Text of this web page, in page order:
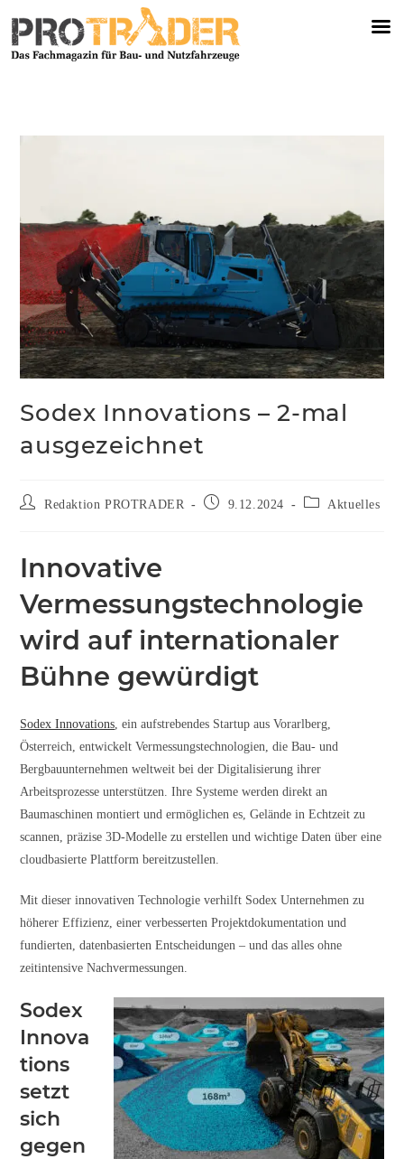
Sodex Innovations – 2-mal
ausgezeichnet
Redaktion PROTRADER 9.12.2024 Aktuelles
Innovative
Vermessungstechnologie
wird auf internationaler
Bühne gewürdigt
Sodex Innovations , ein aufstrebendes Startup aus Vorarlberg,
Österreich, entwickelt Vermessungstechnologien, die Bau- und
Bergbauunternehmen weltweit bei der Digitalisierung ihrer
Arbeitsprozesse unterstützen. Ihre Systeme werden direkt an
Baumaschinen montiert und ermöglichen es, Gelände in Echtzeit zu
scannen, präzise 3D-Modelle zu erstellen und wichtige Daten über eine
cloudbasierte Plattform bereitzustellen.
Mit dieser innovativen Technologie verhilft Sodex Unternehmen zu
höherer Effizienz, einer verbesserten Projektdokumentation und
fundierten, datenbasierten Entscheidungen – und das alles ohne
zeitintensive Nachvermessungen.
Sodex
Innova
tions
setzt
sich
gegen